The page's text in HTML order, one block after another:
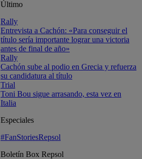
Último
Rally
Entrevista a Cachón: «Para conseguir el
título sería importante lograr una victoria
antes de final de año»
Rally
Cachón sube al podio en Grecia y refuerza
su candidatura al título
Trial
Toni Bou sigue arrasando, esta vez en
Italia
Especiales
#FanStoriesRepsol
Boletín Box Repsol